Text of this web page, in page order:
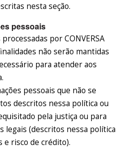
nesta seção.
pessoais
por CONVERSA
não serão mantidas
para atender aos
pessoais que não se
descritos nessa política ou
pela justiça ou para
legais (descritos nessa política
e risco de crédito).